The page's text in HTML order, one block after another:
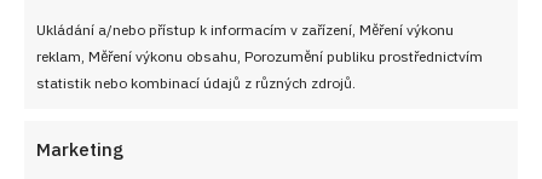
Ukládání a/nebo přístup k informacím v zařízení, Měření výkonu
reklam, Měření výkonu obsahu, Porozumění publiku prostřednictvím
statistik nebo kombinací údajů z různých zdrojů.
Marketing